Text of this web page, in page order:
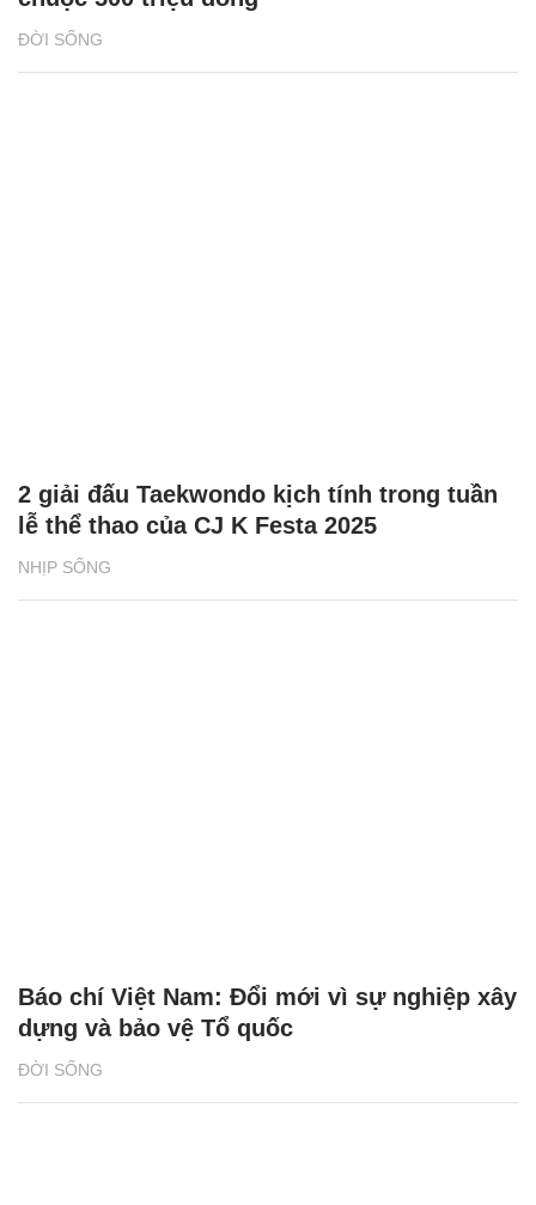
ĐỜI SỐNG
NHỊP SỐNG
2 giải đấu Taekwondo kịch tính trong tuần
lễ thể thao của CJ K Festa 2025
ĐỜI SỐNG
Báo chí Việt Nam: Đổi mới vì sự nghiệp xây
dựng và bảo vệ Tổ quốc